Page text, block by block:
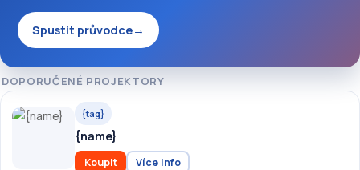
Spustit průvodce→
DOPORUČENÉ PROJEKTORY
{tag}
{name}
Koupit Více info